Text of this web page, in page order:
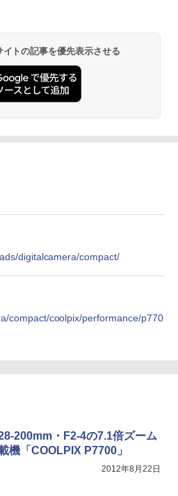
トの記事を優先表示させる
digitalcamera/compact/
compact/coolpix/performance/p770
200mm・F2-4の7.1倍ズーム
機「COOLPIX P7700」
2012年8月22日